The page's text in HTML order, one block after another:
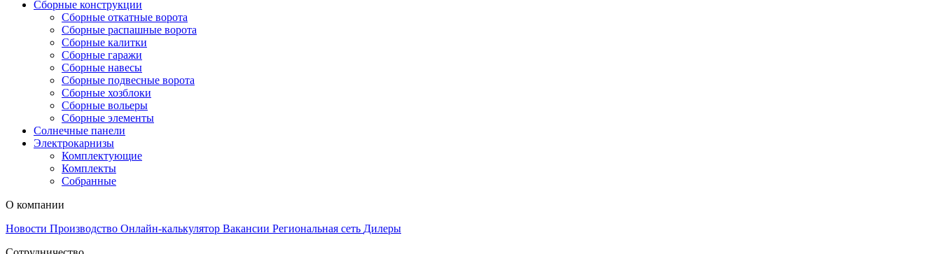
Сборные конструкции
Сборные откатные ворота
Сборные распашные ворота
Сборные калитки
Сборные гаражи
Сборные навесы
Сборные подвесные ворота
Сборные хозблоки
Сборные вольеры
Сборные элементы
Солнечные панели
Электрокарнизы
Комплектующие
Комплекты
Собранные
О компании
Новости Производство Онлайн-калькулятор Вакансии Региональная сеть Дилеры